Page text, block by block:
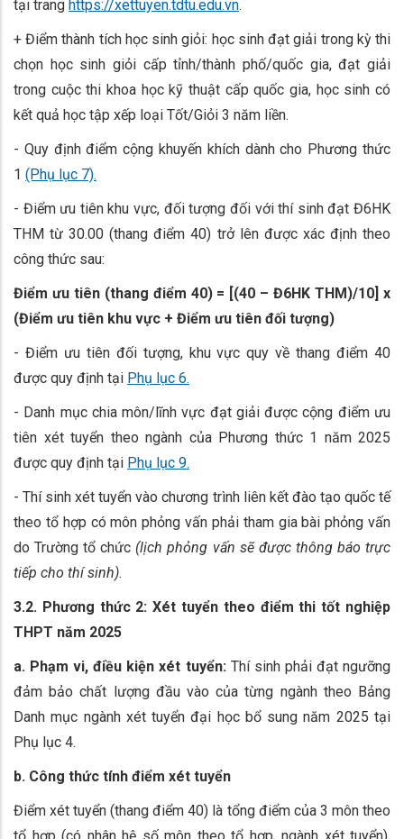
tại trang https://xettuyen.tdtu.edu.vn.
+ Điểm thành tích học sinh giỏi: học sinh đạt giải trong kỳ thi
chọn học sinh giỏi cấp tỉnh/thành phố/quốc gia, đạt giải
trong cuộc thi khoa học kỹ thuật cấp quốc gia, học sinh có
kết quả học tập xếp loại Tốt/Giỏi 3 năm liền.
- Quy định điểm cộng khuyến khích dành cho Phương thức
1 (Phụ lục 7).
- Điểm ưu tiên khu vực, đối tượng đối với thí sinh đạt Đ6HK
THM từ 30.00 (thang điểm 40) trở lên được xác định theo
công thức sau:
Điểm ưu tiên (thang điểm 40) = [(40 – Đ6HK THM)/10] x
(Điểm ưu tiên khu vực + Điểm ưu tiên đối tượng)
- Điểm ưu tiên đối tượng, khu vực quy về thang điểm 40
được quy định tại Phụ lục 6.
- Danh mục chia môn/lĩnh vực đạt giải được cộng điểm ưu
tiên xét tuyển theo ngành của Phương thức 1 năm 2025
được quy định tại Phụ lục 9.
- Thí sinh xét tuyển vào chương trình liên kết đào tạo quốc tế
theo tổ hợp có môn phỏng vấn phải tham gia bài phỏng vấn
do Trường tổ chức (lịch phỏng vấn sẽ được thông báo trực
tiếp cho thí sinh).
3.2. Phương thức 2: Xét tuyển theo điểm thi tốt nghiệp
THPT năm 2025
a. Phạm vi, điều kiện xét tuyển: Thí sinh phải đạt ngưỡng
đảm bảo chất lượng đầu vào của từng ngành theo Bảng
Danh mục ngành xét tuyển đại học bổ sung năm 2025 tại
Phụ lục 4.
b. Công thức tính điểm xét tuyển
Điểm xét tuyển (thang điểm 40) là tổng điểm của 3 môn theo